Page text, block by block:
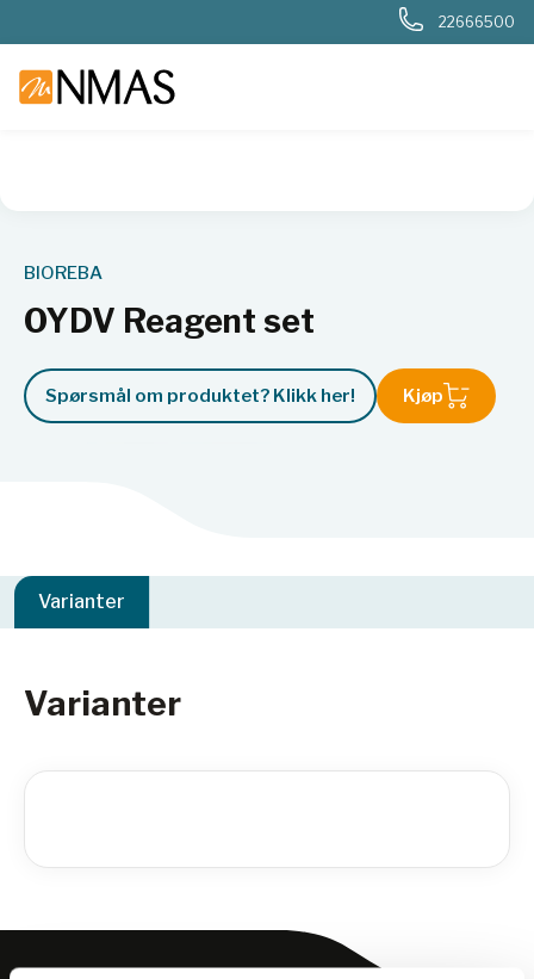
22666500
BIOREBA
OYDV Reagent set
Spørsmål om produktet? Klikk her! Kjøp
Varianter
Varianter